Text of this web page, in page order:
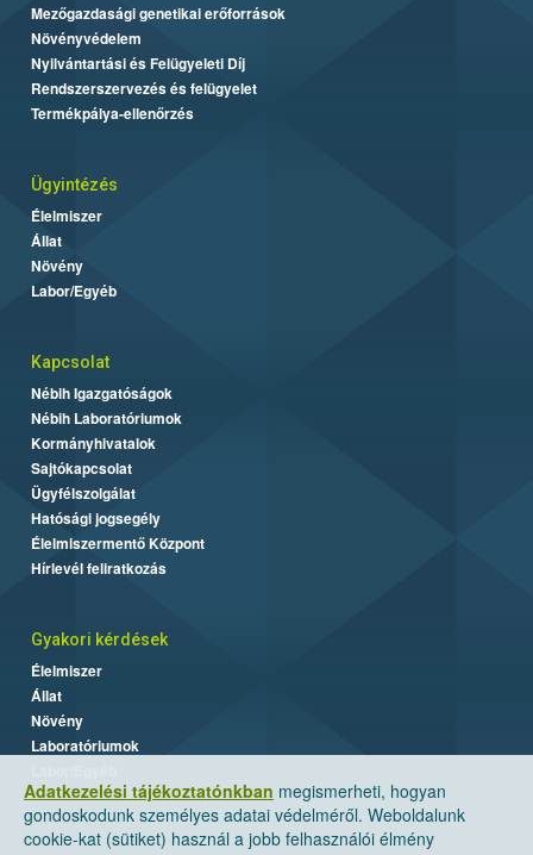
Adatkezelési tájékoztatónkban megismerheti, hogyan
gondoskodunk személyes adatai védelméről. Weboldalunk
cookie-kat (sütiket) használ a jobb felhasználói élmény
Mezőgazdasági genetikai erőforrások
Növényvédelem
Nyilvántartási és Felügyeleti Díj
Rendszerszervezés és felügyelet
Termékpálya-ellenőrzés
Ügyintézés
Élelmiszer
Állat
Növény
Labor/Egyéb
Kapcsolat
Nébih Igazgatóságok
Nébih Laboratóriumok
Kormányhivatalok
Sajtókapcsolat
Ügyfélszolgálat
Hatósági jogsegély
Élelmiszermentő Központ
Hírlevél feliratkozás
Gyakori kérdések
Élelmiszer
Állat
Növény
Laboratóriumok